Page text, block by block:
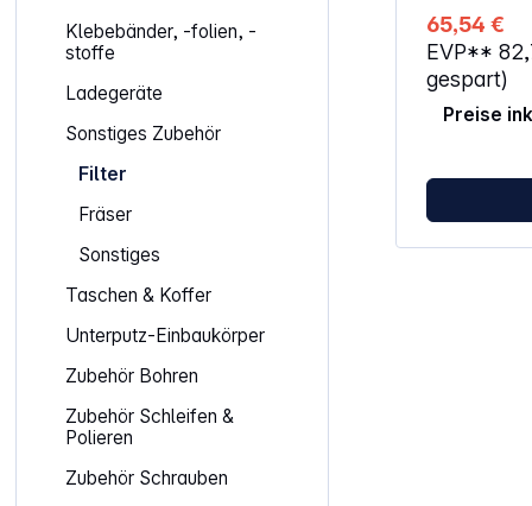
Klebebänder, -folien, -
stoffe
Ladegeräte
Sonstiges Zubehör
Filter
Fräser
Sonstiges
Taschen & Koffer
Unterputz-Einbaukörper
Zubehör Bohren
Zubehör Schleifen &
Polieren
Zubehör Schrauben
Sand und Feststoffe
Durchmesser:
65,54 €
EVP**
gespart)
Preise